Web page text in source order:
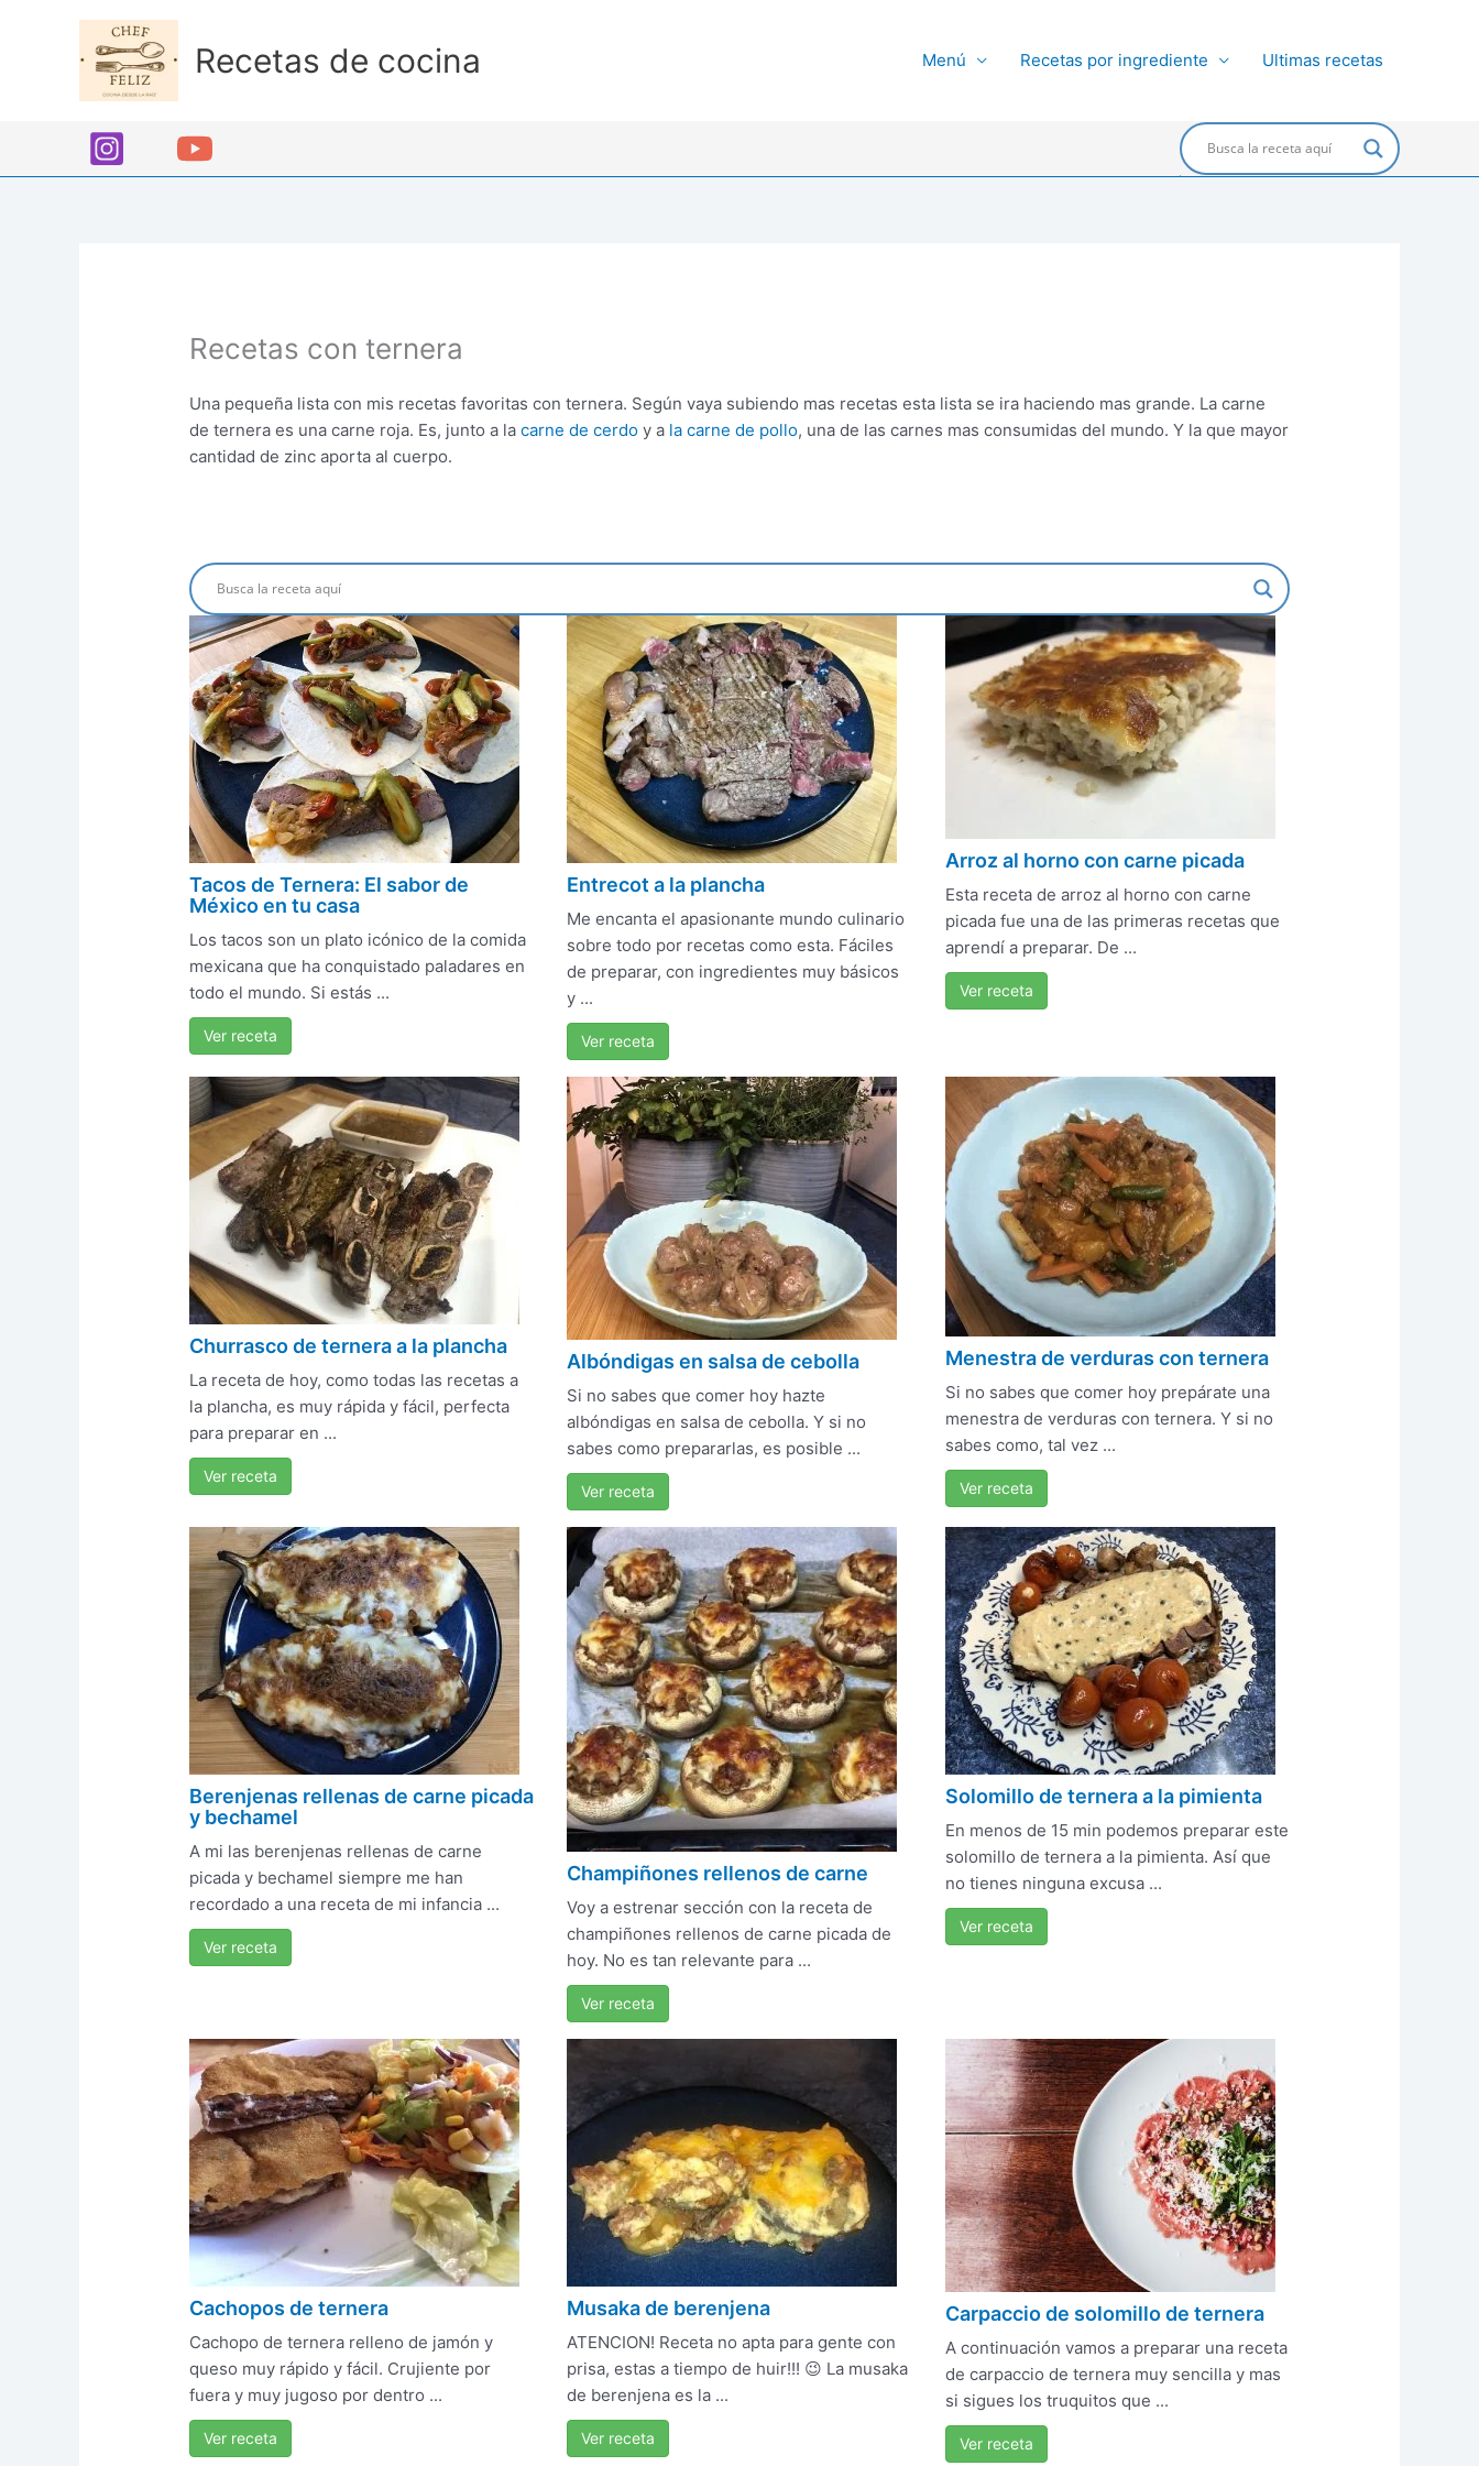
Recetas de cocina Menú Recetas por ingrediente Ultimas recetas
Recetas con ternera
Una pequeña lista con mis recetas favoritas con ternera. Según vaya subiendo mas recetas esta lista se ira haciendo mas grande. La carne
de ternera es una carne roja. Es, junto a lacarne de cerdo y a la carne de pollo, una de las carnes mas consumidas del mundo. Y la que mayor
cantidad de zinc aporta al cuerpo.
Tacos de Ternera: El sabor de
México en tu casa
Los tacos son un plato icónico de la comida
mexicana que ha conquistado paladares en
todo el mundo. Si estás ...
Ver receta
Entrecot a la plancha
Me encanta el apasionante mundo culinario
sobre todo por recetas como esta. Fáciles
de preparar, con ingredientes muy básicos
y ...
Ver receta
Arroz al horno con carne picada
Esta receta de arroz al horno con carne
picada fue una de las primeras recetas que
aprendí a preparar. De ...
Ver receta
Churrasco de ternera a la plancha
La receta de hoy, como todas las recetas a
la plancha, es muy rápida y fácil, perfecta
para preparar en ...
Ver receta
Albóndigas en salsa de cebolla
Si no sabes que comer hoy hazte
albóndigas en salsa de cebolla. Y si no
sabes como prepararlas, es posible ...
Ver receta
Menestra de verduras con ternera
Si no sabes que comer hoy prepárate una
menestra de verduras con ternera. Y si no
sabes como, tal vez ...
Ver receta
Berenjenas rellenas de carne picada
y bechamel
A mi las berenjenas rellenas de carne
picada y bechamel siempre me han
recordado a una receta de mi infancia ...
Ver receta
Champiñones rellenos de carne
Voy a estrenar sección con la receta de
champiñones rellenos de carne picada de
hoy. No es tan relevante para ...
Ver receta
Solomillo de ternera a la pimienta
En menos de 15 min podemos preparar este
solomillo de ternera a la pimienta. Así que
no tienes ninguna excusa ...
Ver receta
Cachopos de ternera
Cachopo de ternera relleno de jamón y
queso muy rápido y fácil. Crujiente por
fuera y muy jugoso por dentro ...
Ver receta
Musaka de berenjena
ATENCION! Receta no apta para gente con
prisa, estas a tiempo de huir!!! 😉 La musaka
de berenjena es la ...
Ver receta
Carpaccio de solomillo de ternera
A continuación vamos a preparar una receta
de carpaccio de ternera muy sencilla y mas
si sigues los truquitos que ...
Ver receta